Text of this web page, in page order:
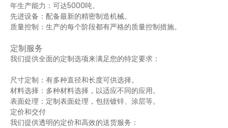
年生产能力：可达5000吨。
先进设备：配备最新的精密制造机械。
质量控制：生产的每个阶段都有严格的质量控制措施。
定制服务
我们提供全面的定制选项来满足您的特定要求：
尺寸定制：有多种直径和长度可供选择。
材料选择：多种材料选择，以适应不同的应用。
表面处理：定制表面处理，包括镀锌、涂层等。
定价和交付
我们提供透明的定价和高效的送货服务：